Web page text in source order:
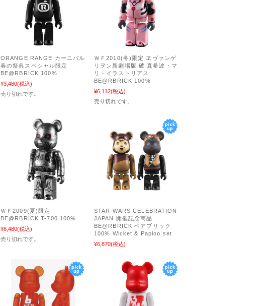
ORANGE RANGE カーニバル
春の祭典スペシャル限定
BE@RBRICK 100%
¥3,480(税込)
売り切れです。
ＷＦ2010(冬)限定 ヱヴァンゲ
リヲン新劇場版 破 真希波・マ
リ・イラストリアス
BE@RBRICK 100%
¥6,112(税込)
売り切れです。
ＷＦ2009(夏)限定
BE@RBRICK T-700 100%
¥6,480(税込)
売り切れです。
STAR WARS CELEBRATION
JAPAN 開催記念商品
BE@RBRICK ベアブリック
100% Wicket & Paploo set
¥6,870(税込)